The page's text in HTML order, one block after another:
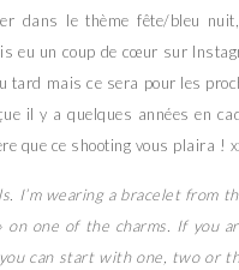
dans le thème fête/bleu
eu un coup de cœur sur
tard mais ce sera pour les
il y a quelques années en
que ce shooting vous plaira !
I’m wearing a bracelet from
one of the charms. If you
can start with one, two or